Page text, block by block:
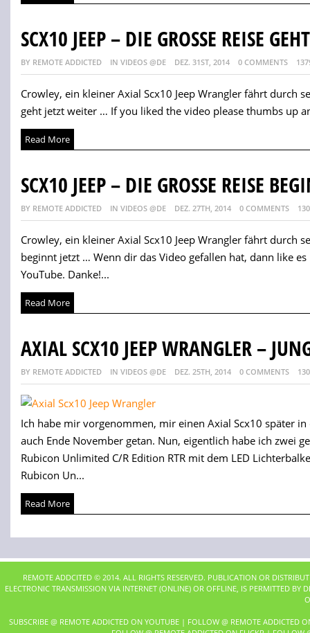
SCX10 JEEP – DIE GROSSE REISE
BY REMOTE ADDICTED IN VIDEOS @DE DEZ. 31ST, 2014 0 COMMENTS
Crowley, ein kleiner Axial Scx10 Jeep Wrangler fährt durch
geht jetzt weiter … If you liked the video please thumbs up
Read More
SCX10 JEEP – DIE GROSSE REISE
BY REMOTE ADDICTED IN VIDEOS @DE DEZ. 27TH, 2014 0 COMMENTS
Crowley, ein kleiner Axial Scx10 Jeep Wrangler fährt durch
beginnt jetzt … Wenn dir das Video gefallen hat, dann like
YouTube. Danke!...
Read More
AXIAL SCX10 JEEP WRANGLER –
BY REMOTE ADDICTED IN VIDEOS @DE DEZ. 25TH, 2014 0 COMMENTS
Ich habe mir vorgenommen, mir einen Axial Scx10 später
auch Ende November getan. Nun, eigentlich habe ich zwei
Rubicon Unlimited C/R Edition RTR mit dem LED
Rubicon Un...
Read More
REMOTE ADDCITED © 2014. ALL RIGHTS RESERVED. PUBLICATION OR
ELECTRONIC TRANSMISSION VIA INTERNET (ONLINE) OR OFFLINE, IS PERMITTED
SUBSCRIBE @ REMOTE ADDICTED ON YOUTUBE| FOLLOW @ REMOTE ADDICTED